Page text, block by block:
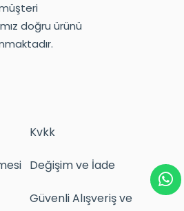
doğru ürünü
Kvkk
Değişim ve İade
Güvenli Alışveriş ve